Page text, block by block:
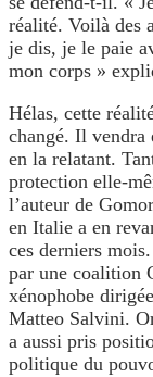
réalité. Voilà des
je dis, je le paie
mon corps »
Hélas, cette
changé. Il vendra
en la relatant.
protection elle-
l’auteur de
en Italie a en
ces derniers
par une coalition
xénophobe
Matteo Salvini.
a aussi pris
politique du